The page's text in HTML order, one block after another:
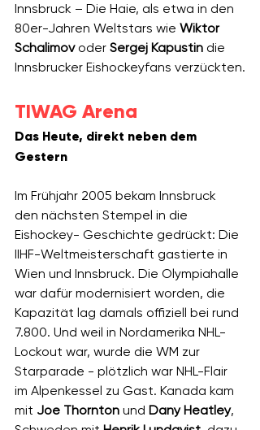
Innsbruck – Die Haie, als etwa in den
80er-Jahren Weltstars wie Wiktor
Schalimov oder Sergej Kapustin die
Innsbrucker Eishockeyfans verzückten.
TIWAG Arena
Das Heute, direkt neben dem
Gestern
Im Frühjahr 2005 bekam Innsbruck
den nächsten Stempel in die
Eishockey- Geschichte gedrückt: Die
IIHF-Weltmeisterschaft gastierte in
Wien und Innsbruck. Die Olympiahalle
war dafür modernisiert worden, die
Kapazität lag damals offiziell bei rund
7.800. Und weil in Nordamerika NHL-
Lockout war, wurde die WM zur
Starparade - plötzlich war NHL-Flair
im Alpenkessel zu Gast. Kanada kam
mit Joe Thornton und Dany Heatley,